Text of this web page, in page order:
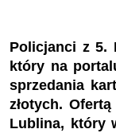
Policjanci z 5.
który na
sprzedania
złotych.
Lublina, który